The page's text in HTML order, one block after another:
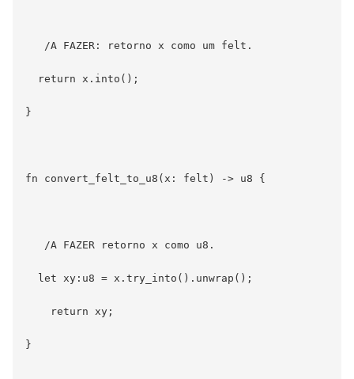
/A FAZER: retorno x como um felt.
return x.into();
}
fn convert_felt_to_u8(x: felt) -> u8 {
/A FAZER retorno x como u8.
let xy:u8 = x.try_into().unwrap();
return xy;
}